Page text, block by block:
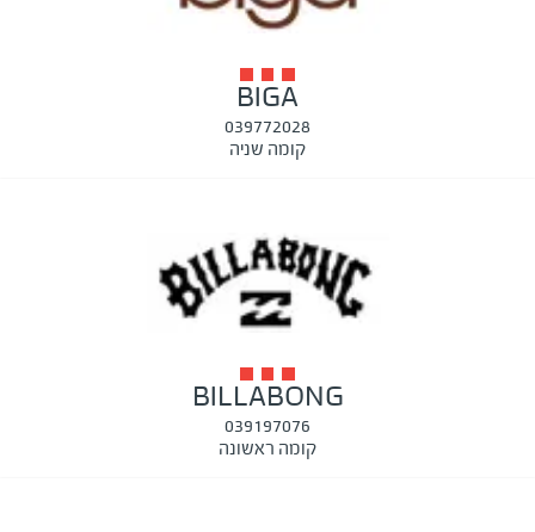
BIGA
039772028
קומה שניה
BILLABONG
039197076
קומה ראשונה